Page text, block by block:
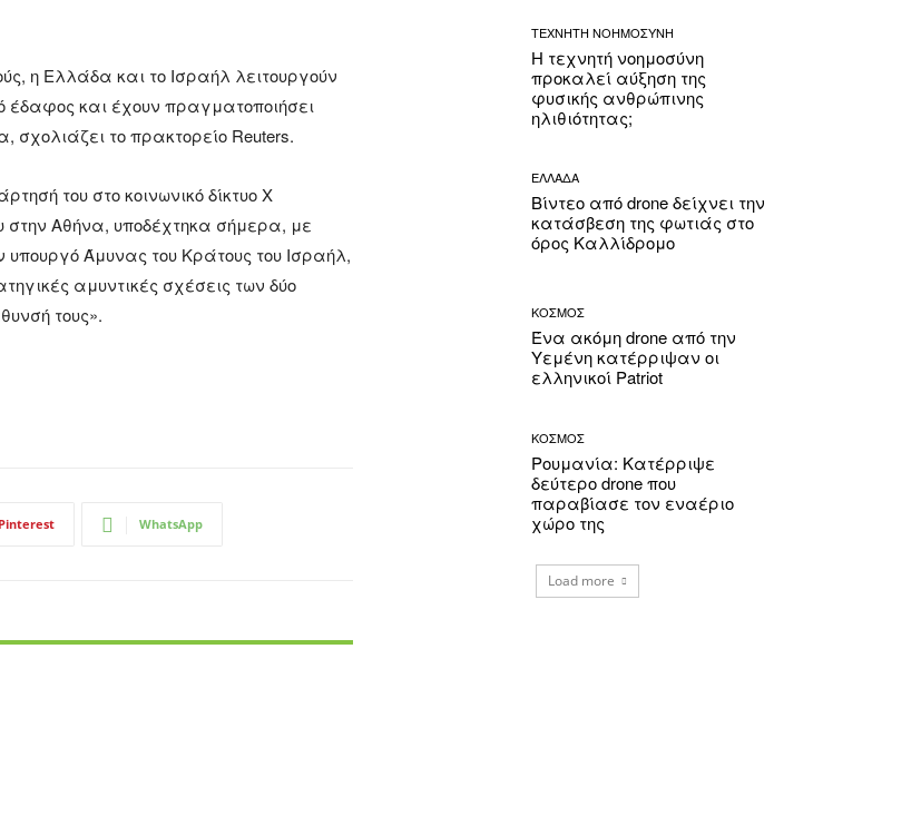
η Ελλάδα και το Ισραήλ λειτουργούν
έδαφος και έχουν πραγματοποιήσει
σχολιάζει το πρακτορείο Reuters.
του στο κοινωνικό δίκτυο Χ
στην Αθήνα, υποδέχτηκα σήμερα, με
υπουργό Άμυνας του Κράτους του Ισραήλ,
αμυντικές σχέσεις των δύο
τους».
Pinterest WhatsApp
ΤΕΧΝΗΤΗ ΝΟΗΜΟΣΥΝΗ
Η τεχνητή νοημοσύνη
προκαλεί αύξηση της
φυσικής ανθρώπινης
ηλιθιότητας;
ΕΛΛΑΔΑ
Βίντεο από drone δείχνει την
κατάσβεση της φωτιάς στο
όρος Καλλίδρομο
ΚΟΣΜΟΣ
Ένα ακόμη drone από την
Υεμένη κατέρριψαν οι
ελληνικοί Patriot
ΚΟΣΜΟΣ
Ρουμανία: Κατέρριψε
δεύτερο drone που
παραβίασε τον εναέριο
χώρο της
Load more